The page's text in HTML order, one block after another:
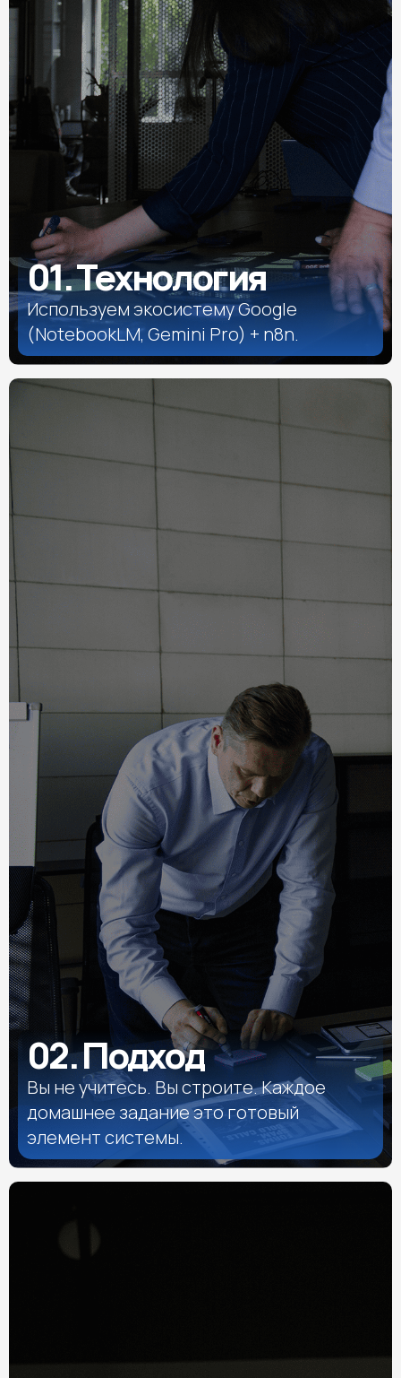
01. Технология
Используем экосистему Google
(NotebookLM, Gemini Pro) + n8n.
02. Подход
Вы не учитесь. Вы строите. Каждое
домашнее задание это готовый
элемент системы.